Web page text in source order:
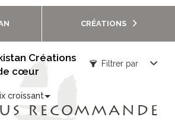
CRÉATIONS
Créations
cœur
croissant
Filtrer par
RECOMMANDE